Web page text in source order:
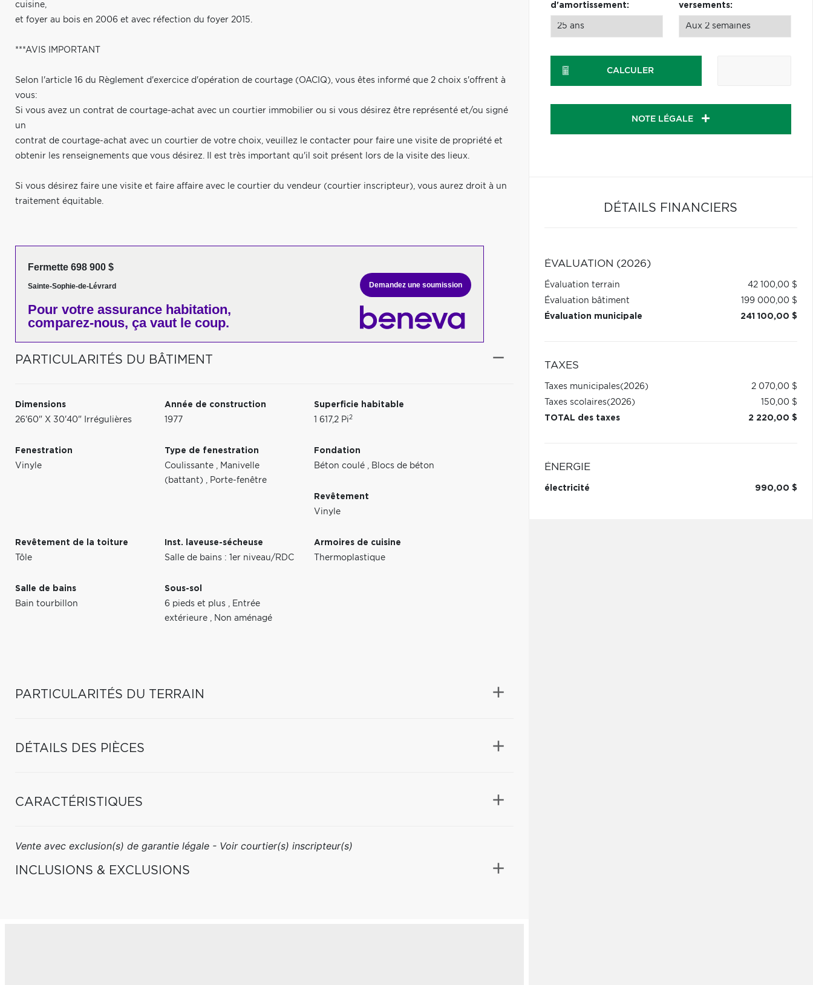
cuisine,
et foyer au bois en 2006 et avec réfection du foyer 2015.
***AVIS IMPORTANT
Selon l'article 16 du Règlement d'exercice d'opération de courtage (OACIQ), vous êtes informé que 2 choix s'offrent à
vous:
Si vous avez un contrat de courtage-achat avec un courtier immobilier ou si vous désirez être représenté et/ou signé
un
contrat de courtage-achat avec un courtier de votre choix, veuillez le contacter pour faire une visite de propriété et
obtenir les renseignements que vous désirez. Il est très important qu'il soit présent lors de la visite des lieux.
Si vous désirez faire une visite et faire affaire avec le courtier du vendeur (courtier inscripteur), vous aurez droit à un
traitement équitable.
Fermette 698 900 $
Sainte-Sophie-de-Lévrard
Pour votre assurance habitation,
comparez-nous, ça vaut le coup.
Demandez une soumission
PARTICULARITÉS DU BÂTIMENT
Dimensions
26'60" X 30'40" Irrégulières
Année de construction
1977
Superficie habitable
1 617,2 Pi2
Fenestration
Vinyle
Type de fenestration
Coulissante , Manivelle
(battant) , Porte-fenêtre
Fondation
Béton coulé , Blocs de béton
Revêtement
Vinyle
Revêtement de la toiture
Tôle
Inst. laveuse-sécheuse
Salle de bains : 1er niveau/RDC
Armoires de cuisine
Thermoplastique
Salle de bains
Bain tourbillon
Sous-sol
6 pieds et plus , Entrée
extérieure , Non aménagé
PARTICULARITÉS DU TERRAIN
DÉTAILS DES PIÈCES
CARACTÉRISTIQUES
Vente avec exclusion(s) de garantie légale - Voir courtier(s) inscripteur(s)
INCLUSIONS & EXCLUSIONS
d'amortissement:
versements:
CALCULER
NOTE LÉGALE
DÉTAILS FINANCIERS
ÉVALUATION (2026)
Évaluation terrain
42 100,00 $
Évaluation bâtiment
199 000,00 $
Évaluation municipale
241 100,00 $
TAXES
Taxes municipales(2026)
2 070,00 $
Taxes scolaires(2026)
150,00 $
TOTAL des taxes
2 220,00 $
ÉNERGIE
électricité 990,00 $